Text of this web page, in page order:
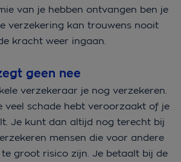
van je hebben ontvangen ben je
verzekering kan trouwens nooit
kracht weer ingaan.
geen nee
verzekeraar je nog verzekeren.
veel schade hebt veroorzaakt of je
Je kunt dan altijd nog terecht bij
mensen die voor andere
groot risico zijn. Je betaalt bij de